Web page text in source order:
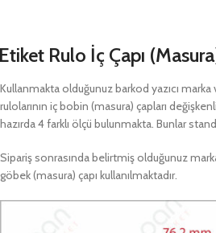
Rulo İç Çapı
Kullanmakta olduğunuz barkod yazıcı
rulolarının iç bobin (masura) çapları
hazırda 4 farklı ölçü bulunmakta. Bunlar
Sipariş sonrasında belirtmiş olduğunuz
göbek (masura) çapı kullanılmaktadır.